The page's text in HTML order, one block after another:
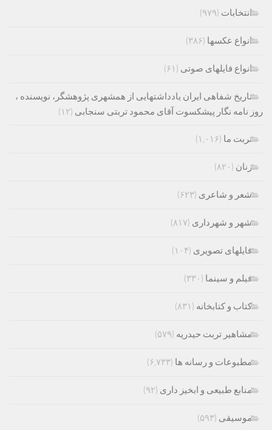
انتخابات (۹۷۹)
انواع عکسها (۳۸۶)
انواع فایلهای صوتی (۶۱)
تاریخ شفاهی ایران یادداشتهایی از همشهری پژوهشگر، نویسنده ،
روز نامه نگار پیشکسوت آقای محمود تربتی سنجابی (۱۲)
تربت ما (۱,۰۱۶)
زنان (۸۲۰)
شعر و شاعری (۶۲۳)
شهر و شهرداری (۸۱۷)
فایلهای تصویری (۱۰۴)
فیلم و سینما (۳۳۰)
کتاب و کتابخانه (۸۳۱)
مشاهیر تربت حیدریه (۵۷۹)
مطبوعات و رسانه ها (۶,۷۳۳)
منابع طبیعی و ابخیز داری (۹۲)
موسیقی (۵۹۳)